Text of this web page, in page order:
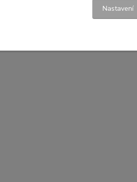
Nastavení